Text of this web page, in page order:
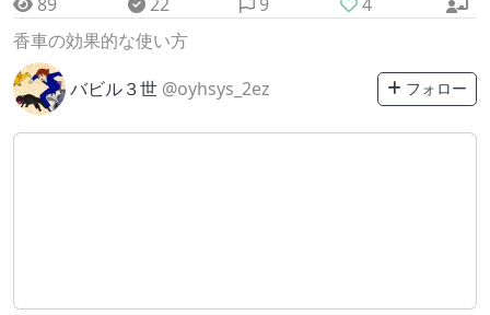
89 22 9
4
香車の効果的な使い方
バビル３世 @oyhsys_2ez フォロー